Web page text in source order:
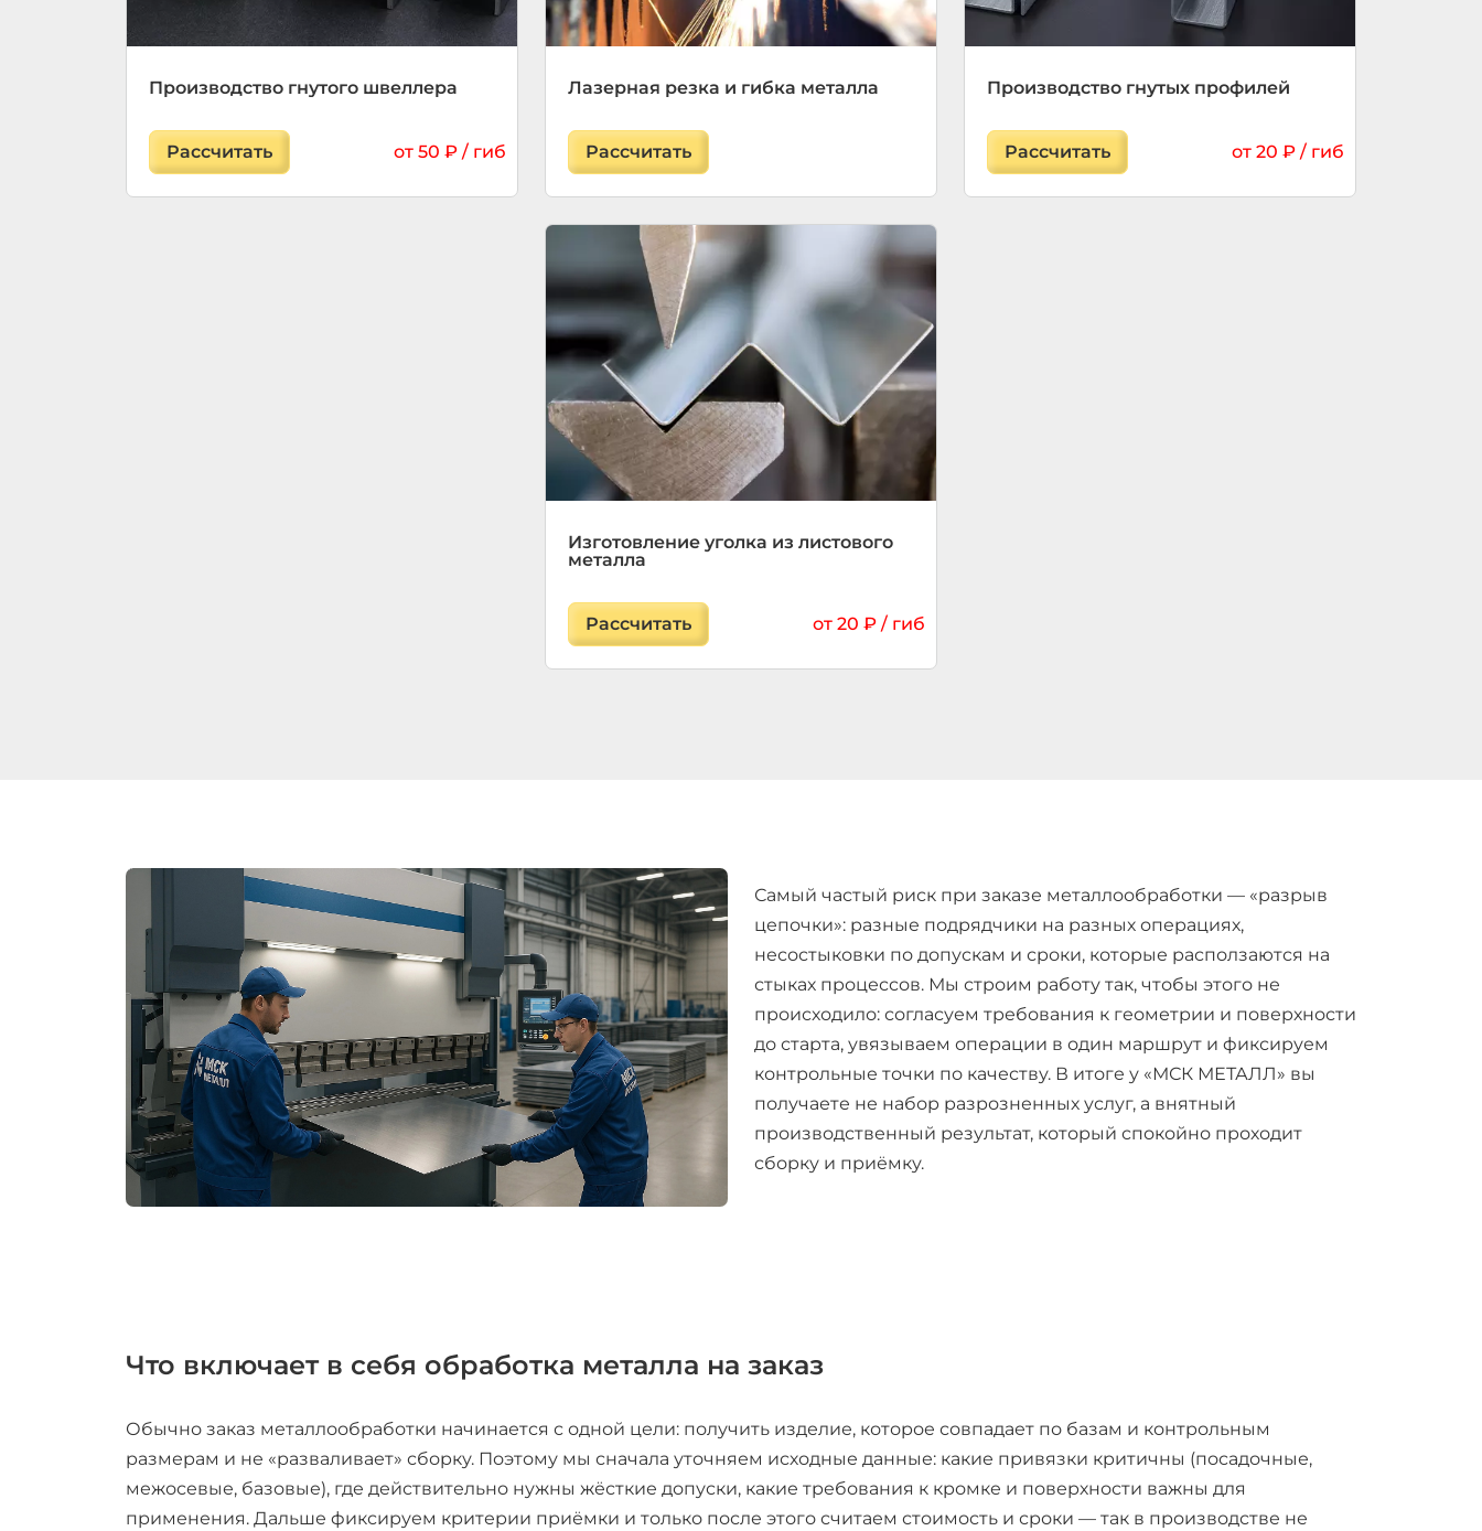
Производство гнутого швеллера
Рассчитать от 50 ₽ / гиб
Лазерная резка и гибка металла
Рассчитать
Производство гнутых профилей
Рассчитать от 20 ₽ / гиб
Изготовление уголка из листового
металла
Рассчитать от 20 ₽ / гиб
Самый частый риск при заказе металлообработки — «разрыв
цепочки»: разные подрядчики на разных операциях,
несостыковки по допускам и сроки, которые расползаются на
стыках процессов. Мы строим работу так, чтобы этого не
происходило: согласуем требования к геометрии и поверхности
до старта, увязываем операции в один маршрут и фиксируем
контрольные точки по качеству. В итоге у «МСК МЕТАЛЛ» вы
получаете не набор разрозненных услуг, а внятный
производственный результат, который спокойно проходит
сборку и приёмку.
Что включает в себя обработка металла на заказ
Обычно заказ металлообработки начинается с одной цели: получить изделие, которое совпадает по базам и контрольным
размерам и не «разваливает» сборку. Поэтому мы сначала уточняем исходные данные: какие привязки критичны (посадочные,
межосевые, базовые), где действительно нужны жёсткие допуски, какие требования к кромке и поверхности важны для
применения. Дальше фиксируем критерии приёмки и только после этого считаем стоимость и сроки — так в производстве не